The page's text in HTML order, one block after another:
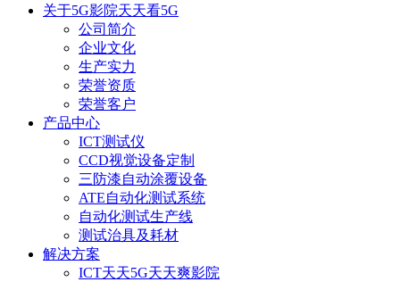
关于5G影院天天看5G
公司简介
企业文化
生产实力
荣誉资质
荣誉客户
产品中心
ICT测试仪
CCD视觉设备定制
三防漆自动涂覆设备
ATE自动化测试系统
自动化测试生产线
测试治具及耗材
解决方案
ICT天天5G天天爽影院